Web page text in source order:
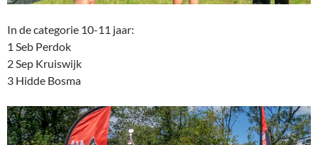
In de categorie 10-11 jaar:
1 Seb Perdok
2 Sep Kruiswijk
3 Hidde Bosma